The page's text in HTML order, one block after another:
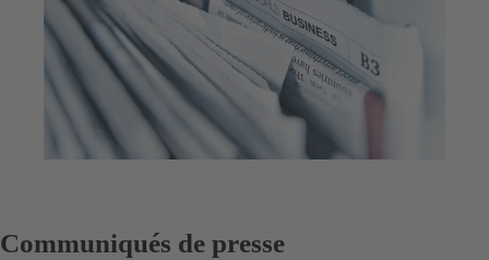
Communiqués de presse